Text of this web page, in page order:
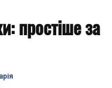
простіше за